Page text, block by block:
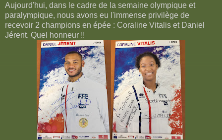
Aujourd'hui, dans le cadre de la semaine olympique et
paralympique, nous avons eu l'immense privilège de
recevoir 2 champions en épée : Coraline Vitalis et Daniel
Jérent. Quel honneur !!